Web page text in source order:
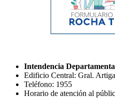
Intendencia
Edificio Central: Gral.
Teléfono: 1955
Horario de atención al